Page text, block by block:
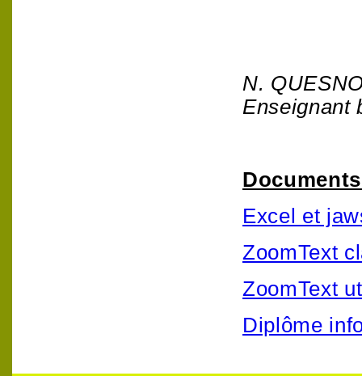
N.
Enseignant
Excel et
ZoomText
ZoomText
Diplôme